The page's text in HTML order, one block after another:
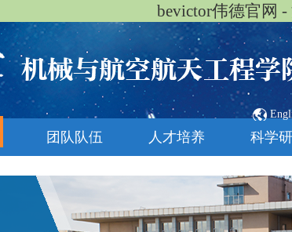
bevictor伟德官网
团队队伍 人才培养 科学